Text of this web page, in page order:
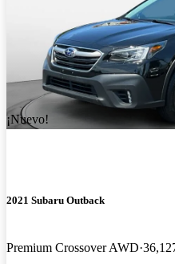
¡Nuevo!
2021 Subaru Outback
Premium Crossover AWD